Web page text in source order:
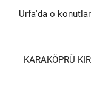
Urfa'da o
KARAKÖPRÜ